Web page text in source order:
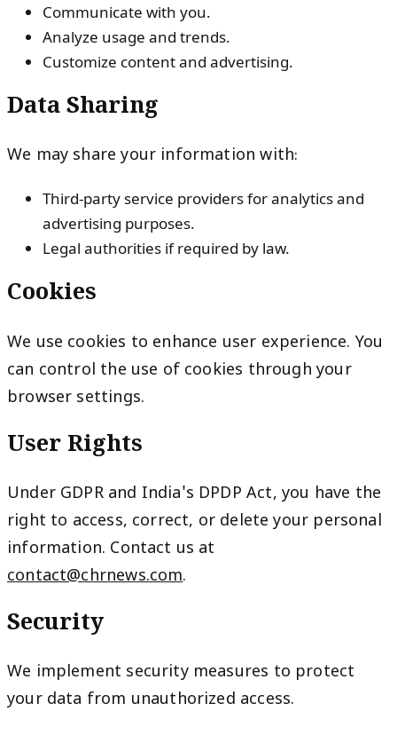
Communicate with you.
Analyze usage and trends.
Customize content and advertising.
Data Sharing
We may share your information with:
Third-party service providers for analytics and
advertising purposes.
Legal authorities if required by law.
Cookies
We use cookies to enhance user experience. You
can control the use of cookies through your
browser settings.
User Rights
Under GDPR and India's DPDP Act, you have the
right to access, correct, or delete your personal
information. Contact us at
contact@chrnews.com.
Security
We implement security measures to protect
your data from unauthorized access.